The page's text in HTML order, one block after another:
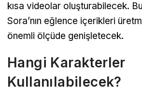
kısa videolar oluşturabilecek.
Sora’nın eğlence içerikleri
önemli ölçüde genişletecek.
Hangi Karakterler
Kullanılabilecek?